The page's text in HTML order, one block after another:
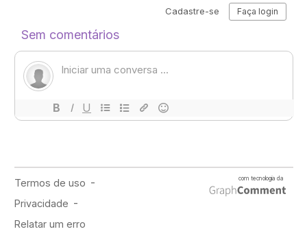
“Margarita com Canudinho”é um filme sobre
descobertas e vivências. É muito mais do que sobre
deficiências ou a sexualidade das personagens, é mais
sobre a percepção do mundo ao redor delas. Não é uma
história sobre adversidades e dificuldades, apesar dos
Vivemos em uma sociedade que muitas vezes
marginaliza ou até infantiliza pessoas adultas com
deficiência quando o assunto é sexualidade a ponto
filme, onde nenhum ator ou atriz tem uma deficiência